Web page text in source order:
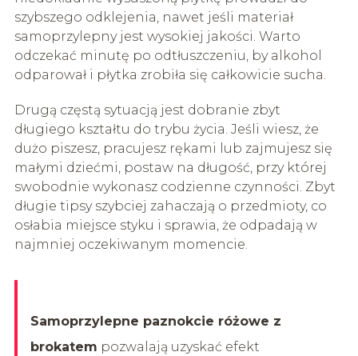
szybszego odklejenia, nawet jeśli materiał
samoprzylepny jest wysokiej jakości. Warto
odczekać minutę po odtłuszczeniu, by alkohol
odparował i płytka zrobiła się całkowicie sucha.
Drugą częstą sytuacją jest dobranie zbyt
długiego kształtu do trybu życia. Jeśli wiesz, że
dużo piszesz, pracujesz rękami lub zajmujesz się
małymi dziećmi, postaw na długość, przy której
swobodnie wykonasz codzienne czynności. Zbyt
długie tipsy szybciej zahaczają o przedmioty, co
osłabia miejsce styku i sprawia, że odpadają w
najmniej oczekiwanym momencie.
Samoprzylepne paznokcie różowe z
brokatem pozwalają uzyskać efekt